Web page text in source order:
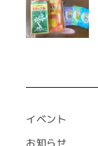
イベント